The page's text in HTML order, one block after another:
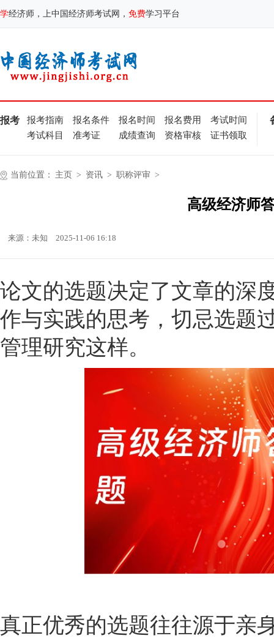
学经济师，上中国经济师考试网， 免费学习平台
报考 报考指南 报名条件 报名时间 报名费用
考试时间
考试科目
准考证 成绩查询 资格审核 证书领取
当前位置： 主页 > 资讯 > 职称评审 >
高级经济师
来源：未知 2025-11-06 16:18
论文的选题决定了文章的深
作与实践的思考，切忌选题
管理研究这样。
真正优秀的选题往往源于亲